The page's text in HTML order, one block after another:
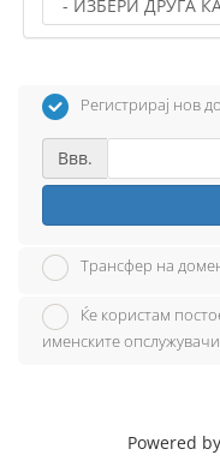
Регистрирај нов
Ввв.
Трансфер на
Ќе користам
именските опслужувачи
Powered by